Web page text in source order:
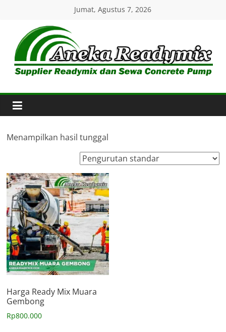
content
Jumat, Agustus 7, 2026
Aneka
Readymix
Pusat
Online
Ready
mix
di
Indonesia
Menampilkan hasil tunggal
Harga Ready Mix Muara
Gembong
Rp800.000